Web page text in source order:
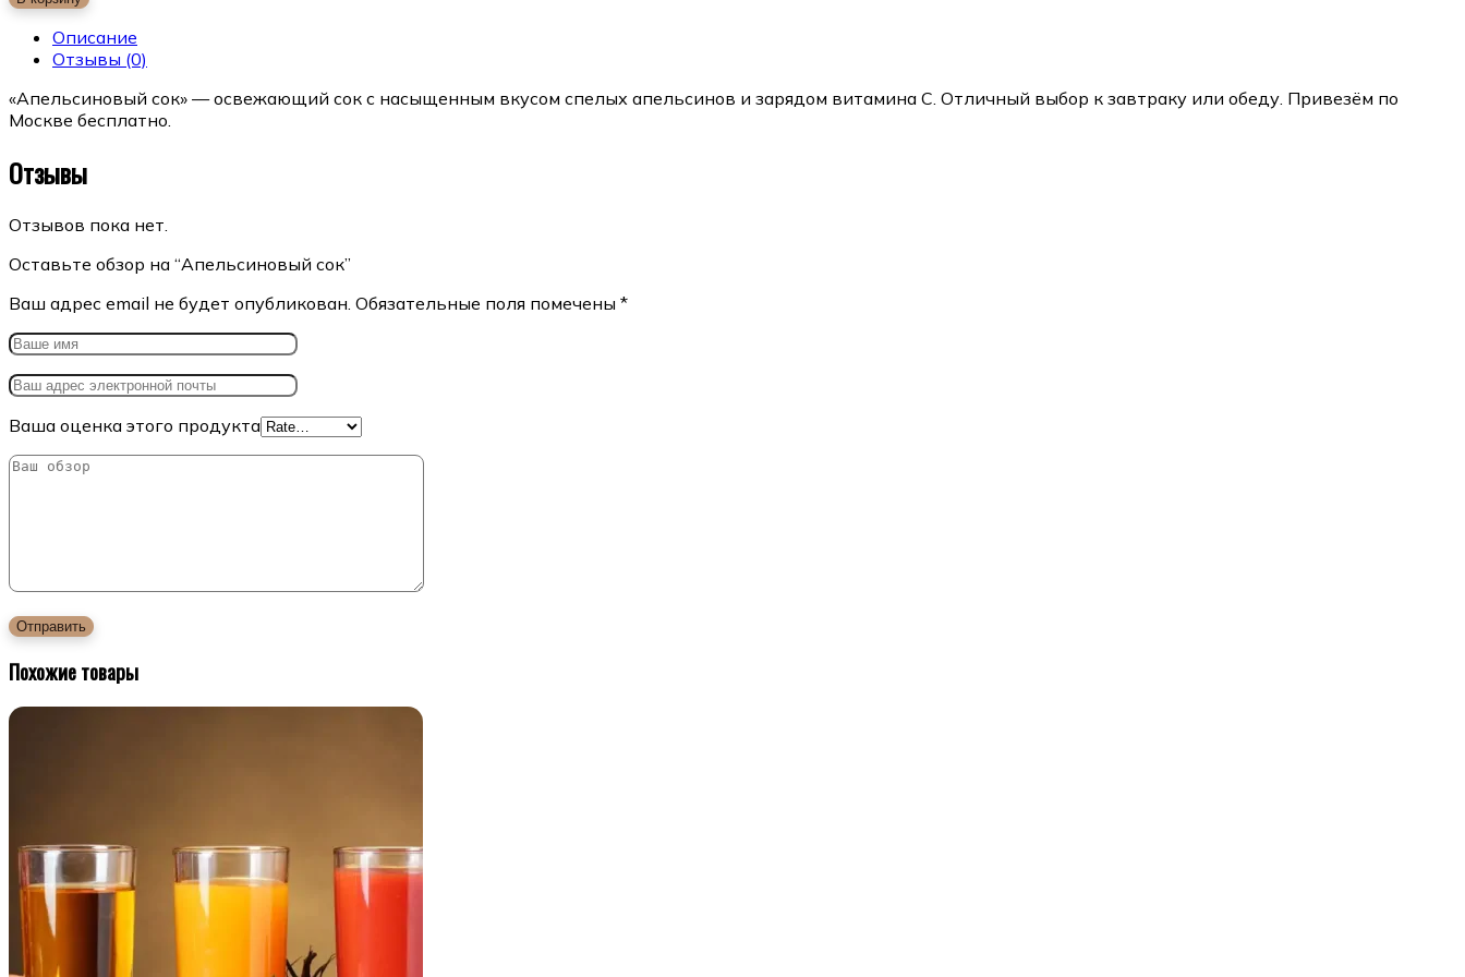
Описание
Отзывы (0)
«Апельсиновый сок» — освежающий сок с насыщенным вкусом спелых апельсинов и зарядом витамина C. Отличный выбор к завтраку или обеду. Привезём по
Москве бесплатно.
Отзывы
Отзывов пока нет.
Оставьте обзор на “Апельсиновый сок”
Ваш адрес email не будет опубликован. Обязательные поля помечены *
Ваша оценка этого продукта
Похожие товары